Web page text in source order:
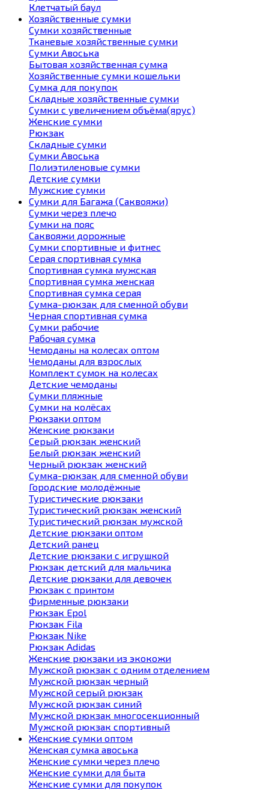
Клетчатый баул
Хозяйственные сумки
Сумки хозяйственные
Тканевые хозяйственные сумки
Сумки Авоська
Бытовая хозяйственная сумка
Хозяйственные сумки кошельки
Сумка для покупок
Складные хозяйственные сумки
Сумки с увеличением объёма(ярус)
Женские сумки
Рюкзак
Складные сумки
Сумки Авоська
Полиэтиленовые сумки
Детские сумки
Мужские сумки
Сумки для Багажа (Саквояжи)
Сумки через плечо
Сумки на пояс
Саквояжи дорожные
Сумки спортивные и фитнес
Серая спортивная сумка
Спортивная сумка мужская
Спортивная сумка женская
Спортивная сумка серая
Сумка-рюкзак для сменной обуви
Черная спортивная сумка
Сумки рабочие
Рабочая сумка
Чемоданы на колесах оптом
Чемоданы для взрослых
Комплект сумок на колесах
Детские чемоданы
Сумки пляжные
Сумки на колёсах
Рюкзаки оптом
Женские рюкзаки
Серый рюкзак женский
Белый рюкзак женский
Черный рюкзак женский
Сумка-рюкзак для сменной обуви
Городские молодёжные
Туристические рюкзаки
Туристический рюкзак женский
Туристический рюкзак мужской
Детские рюкзаки оптом
Детский ранец
Детские рюкзаки с игрушкой
Рюкзак детский для мальчика
Детские рюкзаки для девочек
Рюкзак с принтом
Фирменные рюкзаки
Рюкзак Epol
Рюкзак Fila
Рюкзак Nike
Рюкзак Adidas
Женские рюкзаки из экокожи
Мужской рюкзак с одним отделением
Мужской рюкзак черный
Мужской серый рюкзак
Мужской рюкзак синий
Мужской рюкзак многосекционный
Мужской рюкзак спортивный
Женские сумки оптом
Женская сумка авоська
Женские сумки через плечо
Женские сумки для быта
Женские сумки для покупок